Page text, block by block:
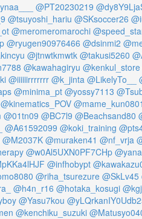
@PT20230219
@tsuyoshi_hariu @SKsoccer26
@meromeromarochi
@ryugen90976466 @dsinmi2
@jtnwtkmwtk @takusi5260
@kawahagiryu @kenkul_store
@iiiiiirrrrrrr @k_jinta @LikelyTo__
@minima_pt @yossy7113
@kinematics_POV @mame_kun0801
@01tn09 @BC7l9 @Beachsand80
@A61592099 @koki_training
@M2037K @muraken41 @nf_vrja
@w0Al5UXN0PF7CHp
@infhobypt
@riha_tsurezure @SkLv45
@h4n_r16 @hotaka_kosugi
@Yasu7kou
@kenchiku_suzuki